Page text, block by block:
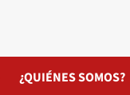
¿QUIÉNES SOMOS?